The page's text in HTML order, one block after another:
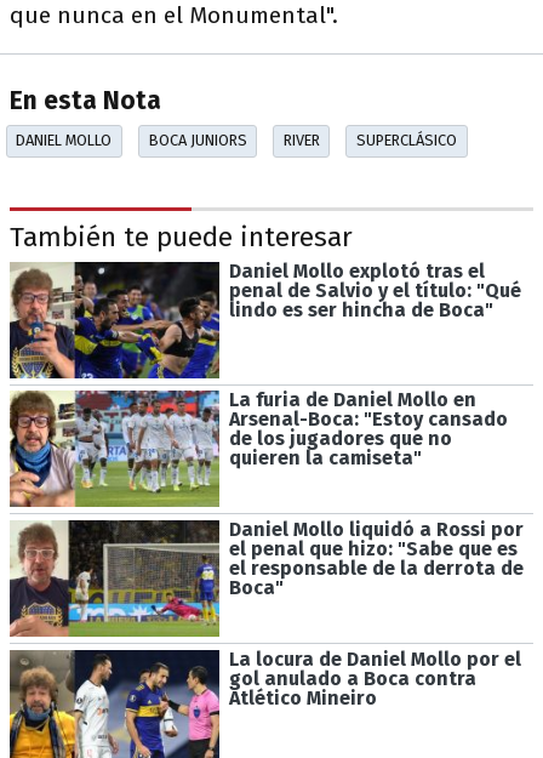
que nunca en el Monumental".
En esta Nota
DANIEL MOLLO BOCA JUNIORS RIVER SUPERCLÁSICO
También te puede interesar
Daniel Mollo explotó tras el
penal de Salvio y el título: "Qué
lindo es ser hincha de Boca"
La furia de Daniel Mollo en
Arsenal-Boca: "Estoy cansado
de los jugadores que no
quieren la camiseta"
Daniel Mollo liquidó a Rossi por
el penal que hizo: "Sabe que es
el responsable de la derrota de
Boca"
La locura de Daniel Mollo por el
gol anulado a Boca contra
Atlético Mineiro